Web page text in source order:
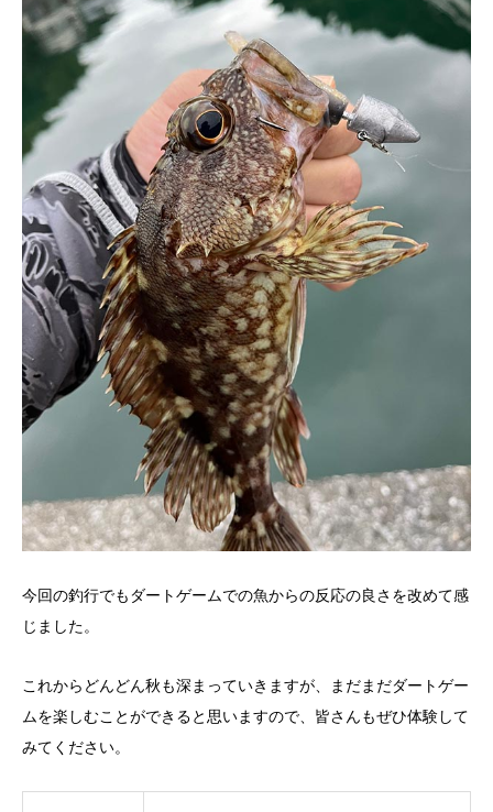
今回の釣行でもダートゲームでの魚からの反応の良さを改めて感
じました。
これからどんどん秋も深まっていきますが、まだまだダートゲー
ムを楽しむことができると思いますので、皆さんもぜひ体験して
みてください。